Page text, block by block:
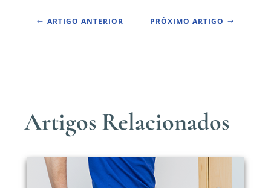
# ARTIGO ANTERIOR PRÓXIMO ARTIGO $
Artigos Relacionados